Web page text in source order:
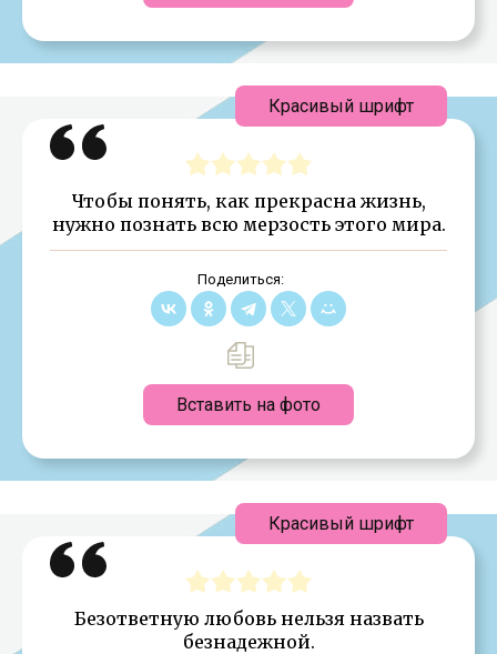
Чтобы понять, как прекрасна жизнь,
нужно познать всю мерзость этого мира.
Поделиться:
Вставить на фото
Красивый шрифт
Безответную любовь нельзя назвать
безнадежной.
Красивый шрифт